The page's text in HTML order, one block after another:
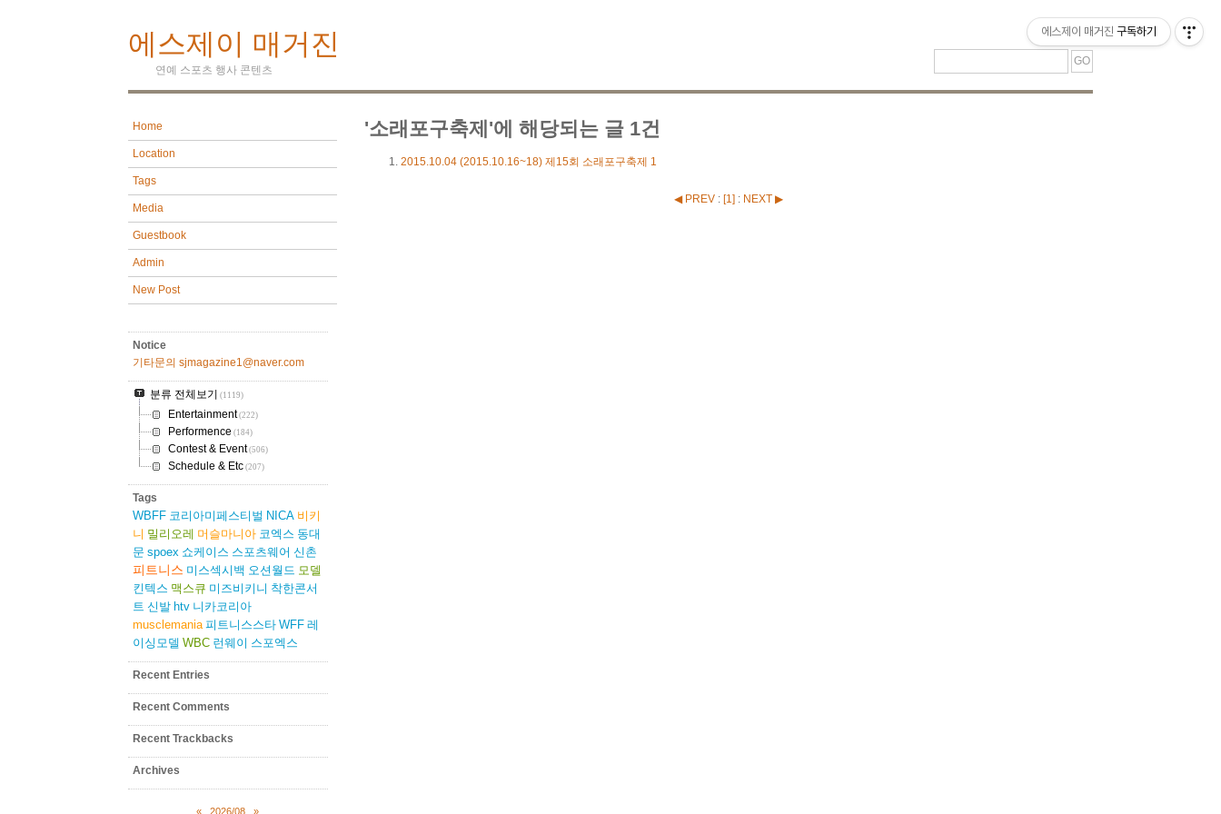
에스제이 매거진
연예 스포츠 행사 콘텐츠
Home
Location
Tags
Media
Guestbook
Admin
New Post
Notice
기타문의 sjmagazine1@naver.com
분류 전체보기 (1119)
Entertainment(222)
Performence (184)
Contest & Event(506)
Schedule & Etc(207)
Tags
WBFF 코리아미페스티벌 NICA 비키
니 밀리오레 머슬마니아 코엑스 동대
문 spoex 쇼케이스 스포츠웨어 신촌
피트니스 미스섹시백 오션월드 모델
킨텍스 맥스큐 미즈비키니 착한콘서
트 신발 htv 니카코리아
musclemania 피트니스스타 WFF 레
이싱모델 WBC 런웨이 스포엑스
Recent Entries
Recent Comments
Recent Trackbacks
Archives
« 2026/08 »
'소래포구축제'에 해당되는 글 1건
2015.10.04(2015.10.16~18) 제15회 소래포구축제 1
◀ PREV : [1] : NEXT ▶
에스제이 매거진 구독하기